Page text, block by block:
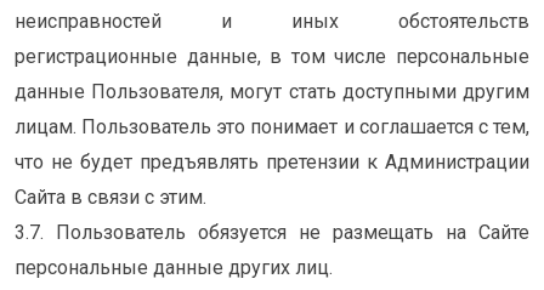
неисправностей и иных обстоятельств
регистрационные данные, в том числе персональные
данные Пользователя, могут стать доступными другим
лицам. Пользователь это понимает и соглашается с тем,
что не будет предъявлять претензии к Администрации
Сайта в связи с этим.
3.7. Пользователь обязуется не размещать на Сайте
персональные данные других лиц.